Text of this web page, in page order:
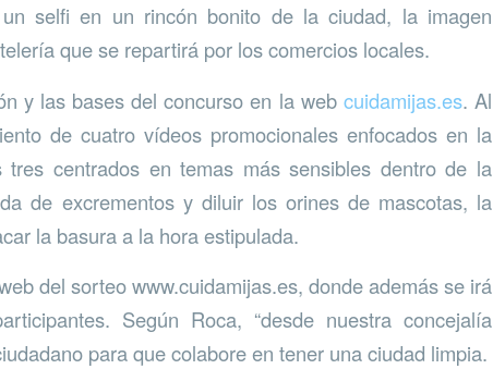
selfi en un rincón bonito de la ciudad, la imagen
que se repartirá por los comercios locales.
y las bases del concurso en la web cuidamijas.es. Al
de cuatro vídeos promocionales enfocados en la
centrados en temas más sensibles dentro de la
de excrementos y diluir los orines de mascotas, la
la basura a la hora estipulada.
del sorteo www.cuidamijas.es, donde además se irá
Según Roca, “desde nuestra concejalía
para que colabore en tener una ciudad limpia.